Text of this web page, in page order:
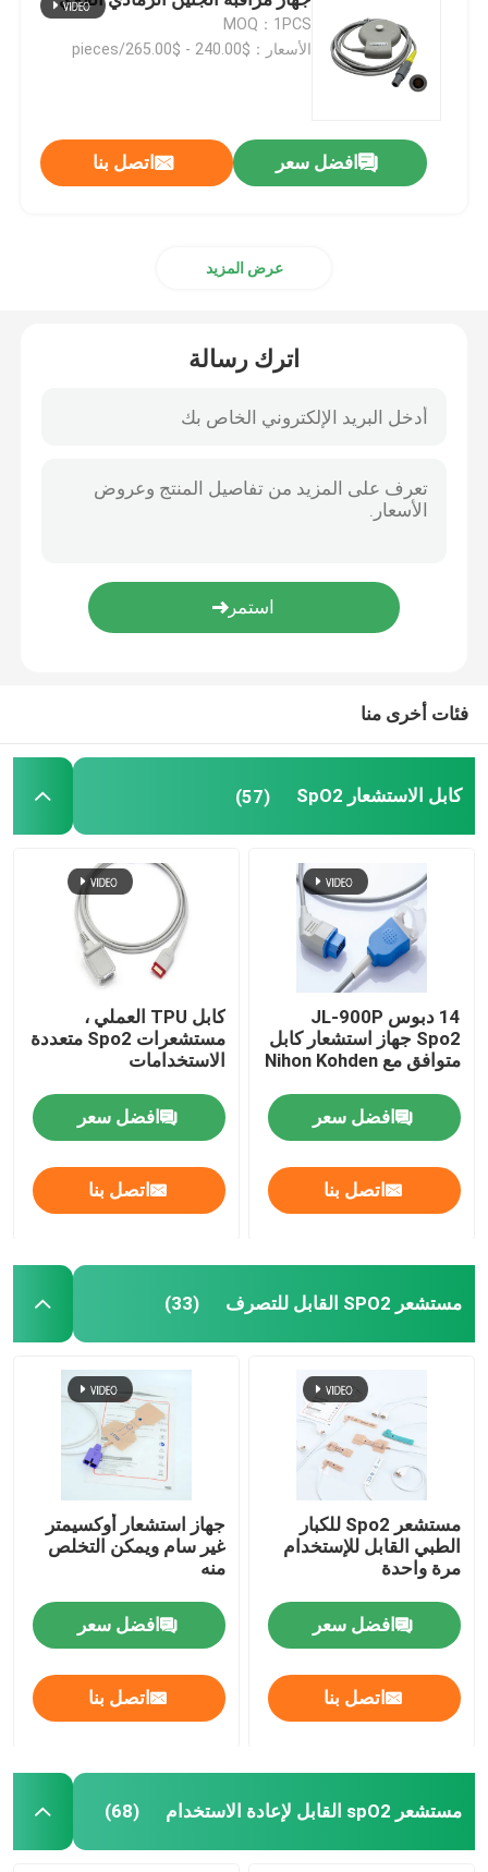
كابل مراقبة تخطيط القلب
ملحقات جهاز تخطيط القلب
خرطوم الهواء NIBP
مستشعر etCO2
ملحقات أخرى لمراقبة المرضى
كابلات المعدات الطبية
MOQ：1PCS
الأسعار：$240.00 - $265.00/pieces
افضل سعر اتصل بنا
عرض المزيد
اترك رسالة
فئات أخرى منا
كابل الاستشعار SpO2 (57)
14 دبوس JL-900P
Spo2 جهاز استشعار كابل
متوافق مع Nihon Kohden
افضل سعر
اتصل بنا
كابل TPU العملي ،
مستشعرات Spo2 متعددة
الاستخدامات
افضل سعر
اتصل بنا
مستشعر SPO2 القابل للتصرف (33)
مستشعر Spo2 للكبار
الطبي القابل للإستخدام
مرة واحدة
افضل سعر
اتصل بنا
جهاز استشعار أوكسيمتر
غير سام ويمكن التخلص
منه
افضل سعر
اتصل بنا
مستشعر spO2 القابل لإعادة الاستخدام (68)